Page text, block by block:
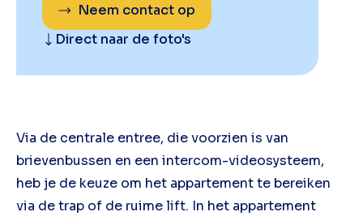
Neem contact op
Direct naar de foto's
Via de centrale entree, die voorzien is van
brievenbussen en een intercom-videosysteem,
heb je de keuze om het appartement te bereiken
via de trap of de ruime lift. In het appartement